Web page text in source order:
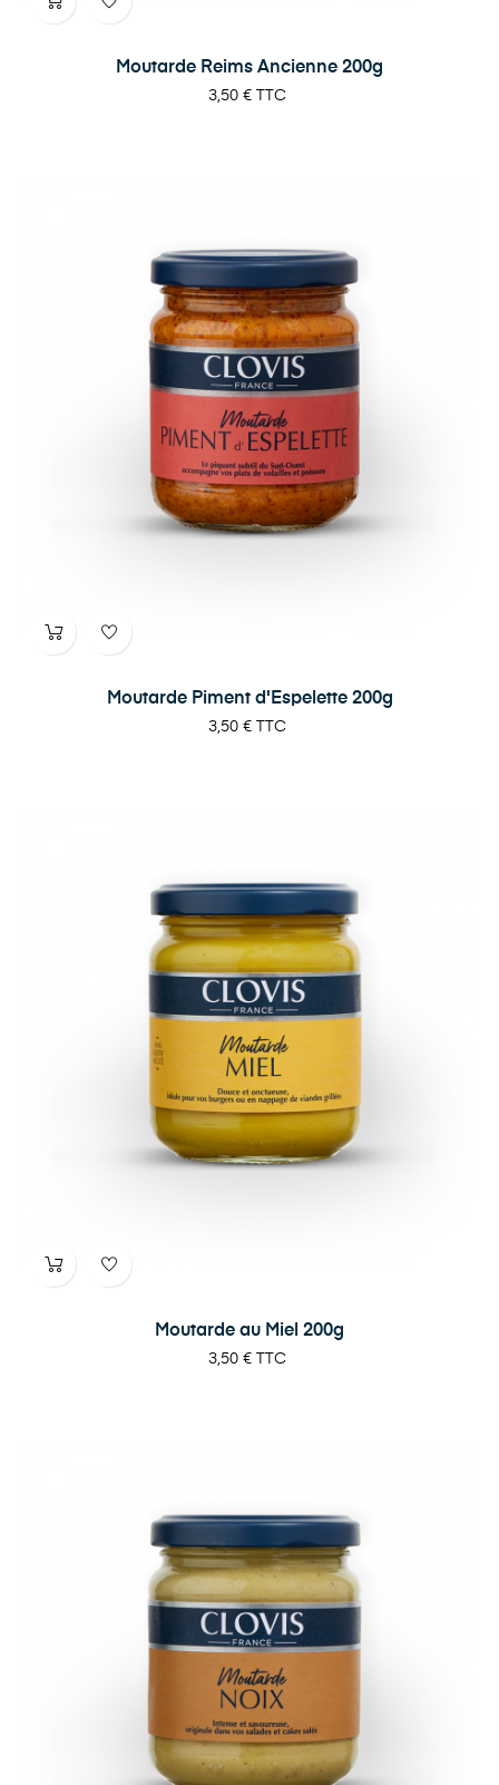
Moutarde Reims Ancienne 200g
Prix
3,50 € TTC
Moutarde Piment d'Espelette 200g
Prix
3,50 € TTC
Moutarde au Miel 200g
Prix
3,50 € TTC